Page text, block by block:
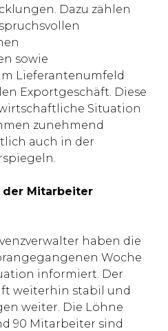
Dazu zählen
sowie
Lieferantenumfeld
Exportgeschäft. Diese
Situation
zunehmend
auch in der
der Mitarbeiter
haben die
Woche
informiert. Der
weiterhin stabil und
weiter. Die Löhne
90 Mitarbeiter sind